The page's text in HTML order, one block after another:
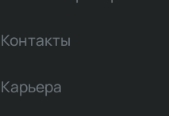
Контакты
Карьера